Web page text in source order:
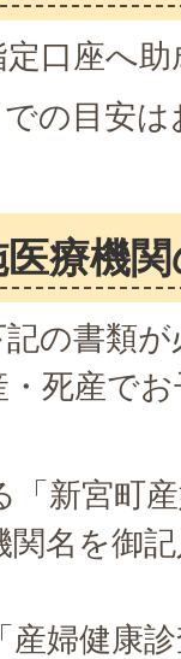
口座へ
での目安
療機
の書類
死産で
「新宮町
関名を御
産婦健康